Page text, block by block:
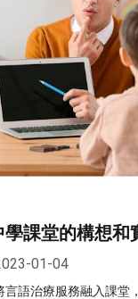
課堂的構想和
01-04
言語治療服務融入課堂